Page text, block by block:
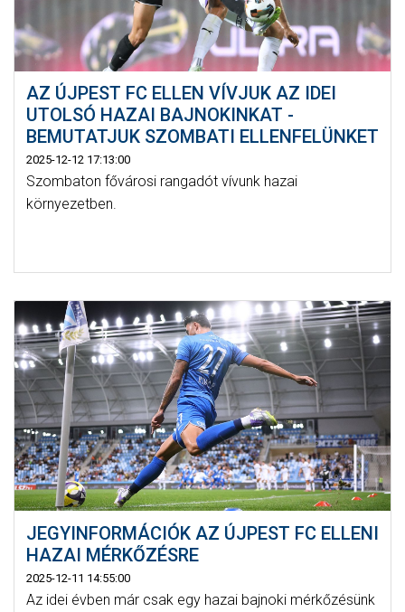
AZ ÚJPEST FC ELLEN VÍVJUK AZ IDEI
UTOLSÓ HAZAI BAJNOKINKAT -
BEMUTATJUK SZOMBATI ELLENFELÜNKET
2025-12-12 17:13:00
Szombaton fővárosi rangadót vívunk hazai
környezetben.
JEGYINFORMÁCIÓK AZ ÚJPEST FC ELLENI
HAZAI MÉRKŐZÉSRE
2025-12-11 14:55:00
Az idei évben már csak egy hazai bajnoki mérkőzésünk